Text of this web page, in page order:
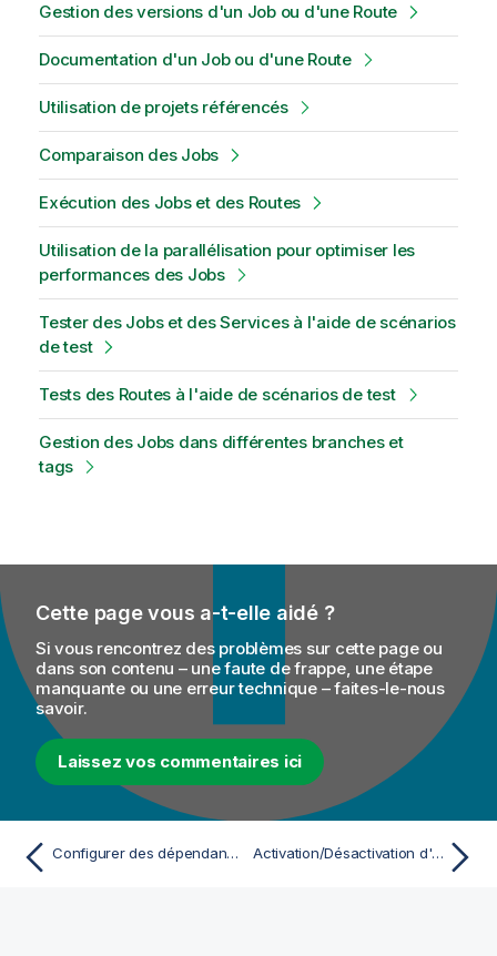
Gestion des versions d'un Job ou d'une Route
Documentation d'un Job ou d'une Route
Utilisation de projets référencés
Comparaison des Jobs
Exécution des Jobs et des Routes
Utilisation de la parallélisation pour optimiser les
performances des Jobs
Tester des Jobs et des Services à l'aide de scénarios
de test
Tests des Routes à l'aide de scénarios de test
Gestion des Jobs dans différentes branches et
tags
Cette page vous a-t-elle aidé ?
Si vous rencontrez des problèmes sur cette page ou
dans son contenu – une faute de frappe, une étape
manquante ou une erreur technique – faites-le-nous
savoir.
Laissez vos commentaires ici
Configurer des dépendances de code dans une Routelet Activation/Désactivation d'un composant ou d'un sous-Job ou d'une Route